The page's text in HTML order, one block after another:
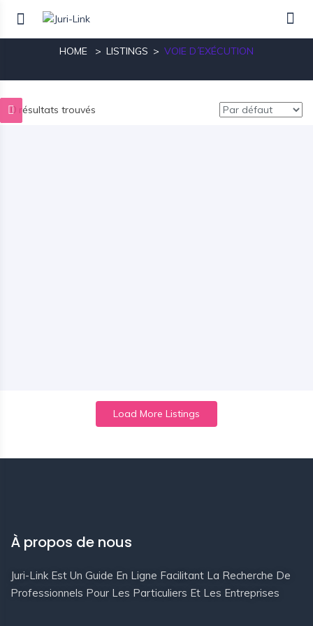
Voie d´exécution
HOME LISTINGS VOIE D´EXÉCUTION
0 résultats trouvés
Load More Listings
À propos de nous
Juri-Link Est Un Guide En Ligne Facilitant La Recherche De
Professionnels Pour Les Particuliers Et Les Entreprises